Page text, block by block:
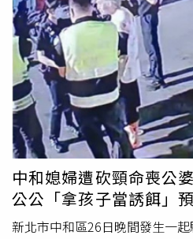
中和媳婦遭砍頸命喪公
公公「拿孩子當誘餌」
新北市中和區26日晚間發生一